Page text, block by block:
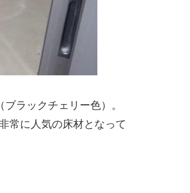
ラックチェリー色）。
常に人気の床材となって